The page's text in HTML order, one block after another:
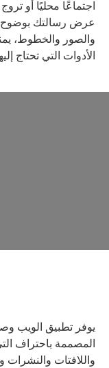
اجتماعًا محليًا أو
عرض رسالتك بوضوح
والصور والخطوط،
الأدوات التي تحتاج
يوفر تطبيق الويب
المصممة باحتراف
واللافتات والنشرات